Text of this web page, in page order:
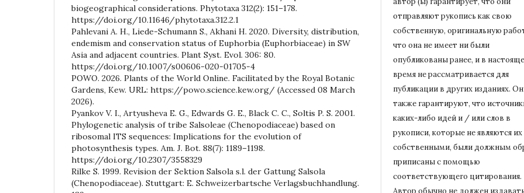
biogeographical considerations. Phytotaxa 312(2): 151–178.
https://doi.org/10.11646/phytotaxa.312.2.1
Pahlevani A. H., Liede-Schumann S., Akhani H. 2020. Diversity, distribution,
endemism and conservation status of Euphorbia (Euphorbiaceae) in SW
Asia and adjacent countries. Plant Syst. Evol. 306: 80.
https://doi.org/10.1007/s00606-020-01705-4
POWO. 2026. Plants of the World Online. Facilitated by the Royal Botanic
Gardens, Kew. URL: https://powo.science.kew.org/ (Accessed 08 March
2026).
Pyankov V. I., Artyusheva E. G., Edwards G. E., Black C. C., Soltis P. S. 2001.
Phylogenetic analysis of tribe Salsoleae (Chenopodiaceae) based on
ribosomal ITS sequences: Implications for the evolution of
photosynthesis types. Am. J. Bot. 88(7): 1189–1198.
https://doi.org/10.2307/3558329
Rilke S. 1999. Revision der Sektion Salsola s.l. der Gattung Salsola
(Chenopodiaceae). Stuttgart: E. Schweizerbartsche Verlagsbuchhandlung.
отправляют рукопись как свою
собственную, оригинальную
что она не имеет ни были
опубликованы ранее, и в
время не рассматривается для
публикации в других изданиях.
также гарантируют, что
каких-либо идей и / или слов в
рукописи, которые не являются их
собственными, были должным
приписаны с помощью
соответствующего цитирования.